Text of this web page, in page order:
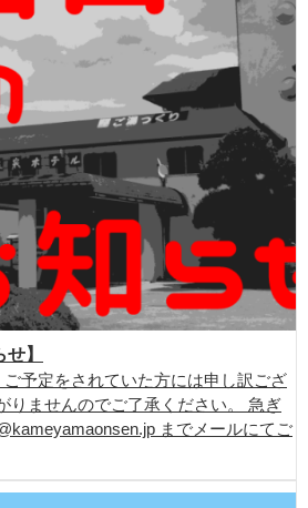
】
予定をされていた方には申し訳ござ
りませんのでご了承ください。 急ぎ
までメールにてご